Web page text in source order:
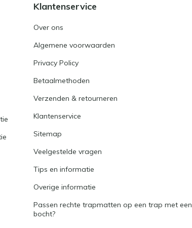
Klantenservice
Over ons
Algemene voorwaarden
Privacy Policy
Betaalmethoden
Verzenden & retourneren
Klantenservice
Sitemap
Veelgestelde vragen
Tips en informatie
Overige informatie
Passen rechte trapmatten op een trap met een
bocht?